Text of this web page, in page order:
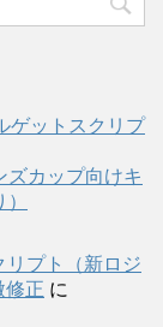
ゲットスクリプ
ズカップ向けキ
リプト（新ロジ
正 に